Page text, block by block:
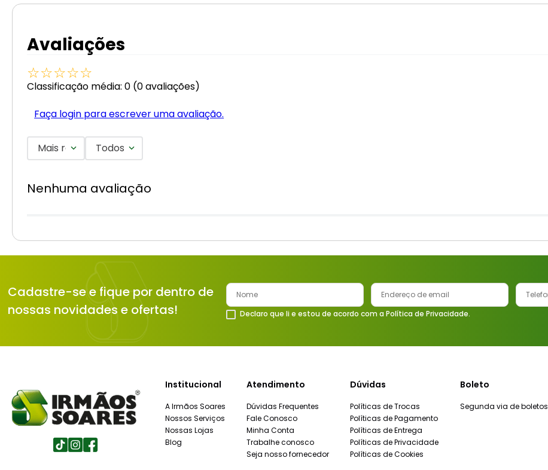
Avaliações
☆☆☆☆☆
Classificação média: 0 (0 avaliações)
Faça login para escrever uma avaliação.
Mais recentesTodos
Nenhuma avaliação
Cadastre-se e fique por dentro de
nossas novidades e ofertas!
Declaro que li e estou de acordo com a Política de Privacidade.
Institucional
A Irmãos Soares
Nossos Serviços
Nossas Lojas
Blog
Atendimento
Dúvidas Frequentes
Fale Conosco
Minha Conta
Trabalhe conosco
Seja nosso fornecedor
Dúvidas
Políticas de Trocas
Políticas de Pagamento
Políticas de Entrega
Políticas de Privacidade
Políticas de Cookies
Boleto
Segunda via de boletos